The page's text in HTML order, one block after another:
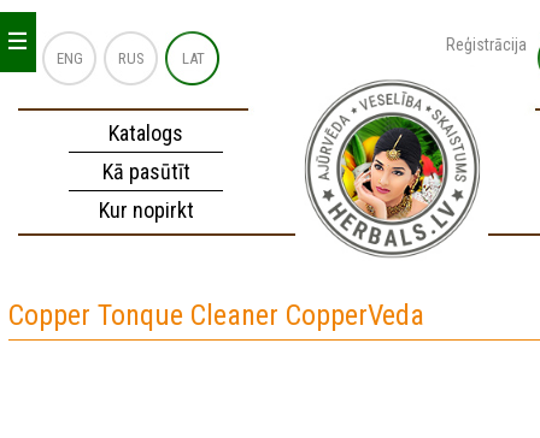
ENG RUS LAT
Reģistrācija
Katalogs
Kā pasūtīt
Kur nopirkt
_
_
_
Copper Tonque Cleaner CopperVeda